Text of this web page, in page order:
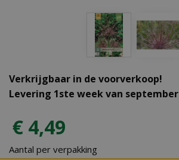
Verkrijgbaar in de voorverkoop!
Levering 1ste week van september
€ 4,49
Aantal per verpakking